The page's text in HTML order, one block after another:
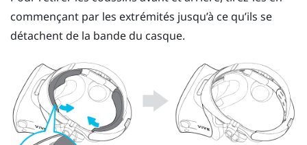
commençant par les extrémités jusqu’à ce qu’ils se
détachent de la bande du casque.